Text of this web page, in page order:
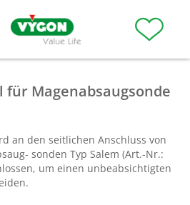
Magenabsaugsonde
an den seitlichen Anschluss von
sonden Typ Salem (Art.-Nr.:
um einen unbeabsichtigten